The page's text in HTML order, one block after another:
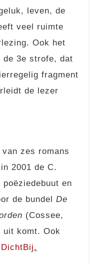
leven, de
veel ruimte
Ook het
de 3e strofe, dat
fragment
de lezer
zes romans
2001 de C.
en
de bundel De
(Cossee,
uit komt. Ook
.